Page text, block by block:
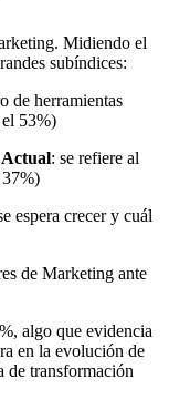
Midiendo el
subíndices:
de herramientas
53%)
: se refiere al
espera crecer y cuál
de Marketing ante
algo que evidencia
en la evolución de
de transformación